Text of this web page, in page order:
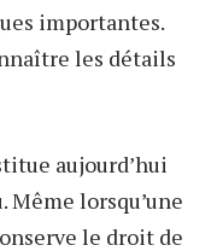
importantes.
les détails
aujourd’hui
lorsqu’une
le droit de